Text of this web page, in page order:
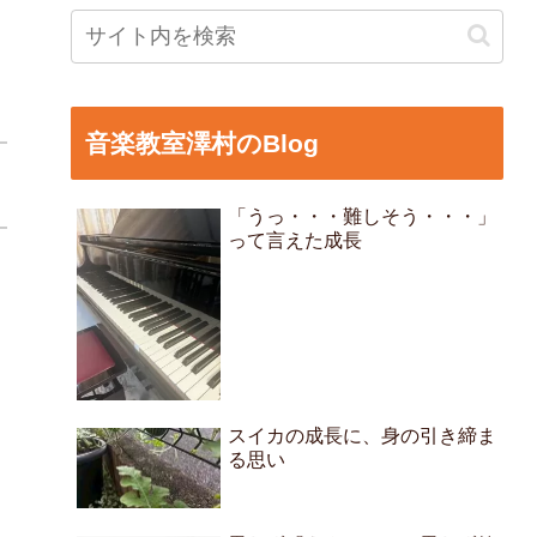
音楽教室澤村のBlog
「うっ・・・難しそう・・・」
って言えた成長
スイカの成長に、身の引き締ま
る思い